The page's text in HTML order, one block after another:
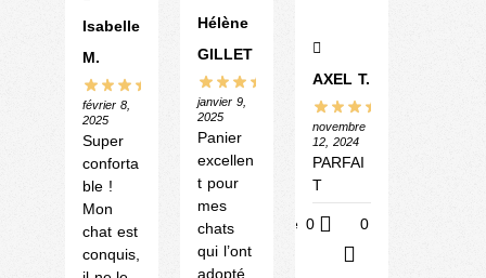
Isabelle
M.
février 8,
2025
Super
conforta
ble !
Mon
chat est
conquis,
Hélène
GILLET
janvier 9,
2025
Panier
excellen
t pour
mes
chats
qui l’ont
adopté
AXEL T.
novembre
12, 2024
PARFAI
T
Utile 0 0